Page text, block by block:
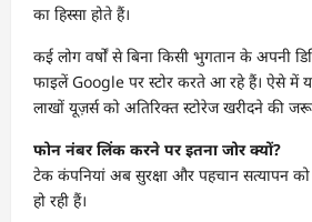
का हिस्सा होते हैं।
कई लोग वर्षों से बिना किसी भुगतान के अपनी
फाइलें Google पर स्टोर करते आ रहे हैं। ऐसे में
लाखों यूज़र्स को अतिरिक्त स्टोरेज खरीदने की
फोन नंबर लिंक करने पर इतना जोर क्यों?
टेक कंपनियां अब सुरक्षा और पहचान सत्यापन
हो रही हैं।